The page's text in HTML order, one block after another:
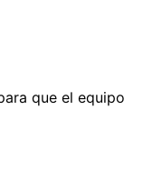
que el equipo